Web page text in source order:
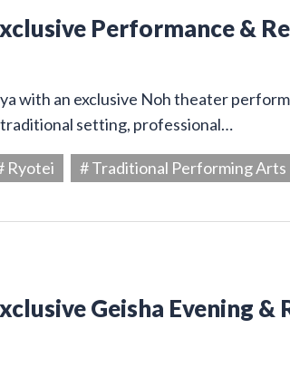
Performance &
with an exclusive Noh theater
setting, professional…
Ryotei # Traditional Performing Arts
Geisha Evening &